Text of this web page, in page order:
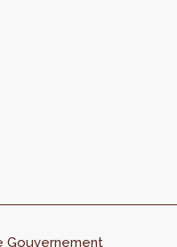
Gouvernement